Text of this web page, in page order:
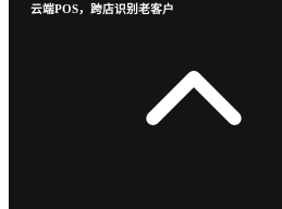
云端POS，跨店识别老客户